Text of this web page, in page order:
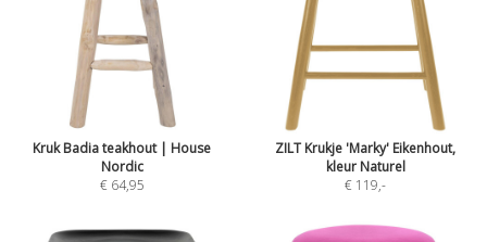
Kruk Badia teakhout | House
Nordic
€ 64,95
ZILT Krukje 'Marky' Eikenhout,
kleur Naturel
€ 119,-